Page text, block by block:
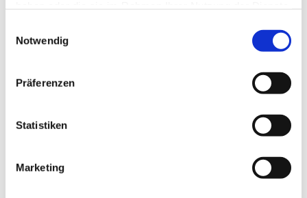
Notwendig
Präferenzen
Statistiken
Marketing